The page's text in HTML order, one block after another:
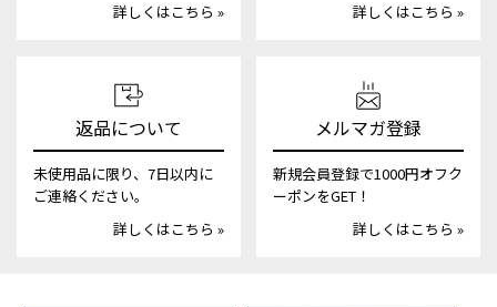
詳しくはこちら »
詳しくはこちら »
返品について
未使用品に限り、7日以内に
ご連絡ください。
詳しくはこちら »
メルマガ登録
新規会員登録で1000円オフク
ーポンをGET！
詳しくはこちら »